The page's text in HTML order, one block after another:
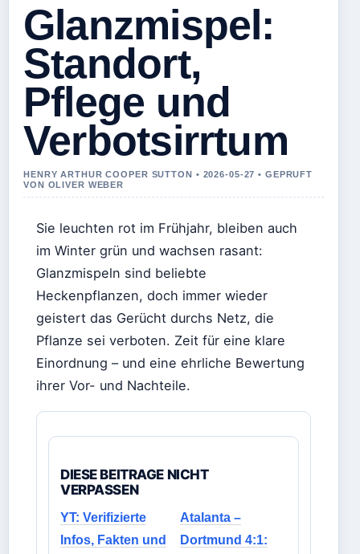
Glanzmispel:
Standort,
Pflege und
Verbotsirrtum
HENRY ARTHUR COOPER SUTTON • 2026-05-27 • GEPRUFT
VON OLIVER WEBER
Sie leuchten rot im Frühjahr, bleiben auch
im Winter grün und wachsen rasant:
Glanzmispeln sind beliebte
Heckenpflanzen, doch immer wieder
geistert das Gerücht durchs Netz, die
Pflanze sei verboten. Zeit für eine klare
Einordnung – und eine ehrliche Bewertung
ihrer Vor- und Nachteile.
DIESE BEITRAGE NICHT
VERPASSEN
YT: Verifizierte
Infos, Fakten und
Atalanta –
Dortmund 4:1: